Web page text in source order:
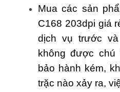
Mua các sản
C168 203dpi giá
dịch vụ trước
không được
bảo hành kém,
trặc nào xảy ra,